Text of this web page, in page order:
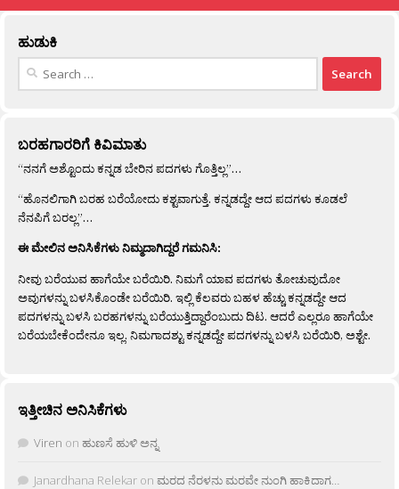
ಹುಡುಕಿ
Search
ಬರಹಗಾರರಿಗೆ ಕಿವಿಮಾತು
“ನನಗೆ ಅಶ್ಟೊಂದು ಕನ್ನಡ ಬೇರಿನ ಪದಗಳು ಗೊತ್ತಿಲ್ಲ”…
“ಹೊನಲಿಗಾಗಿ ಬರಹ ಬರೆಯೋದು ಕಶ್ಟವಾಗುತ್ತೆ. ಕನ್ನಡದ್ದೇ ಆದ ಪದಗಳು ಕೂಡಲೆ
ನೆನಪಿಗೆ ಬರಲ್ಲ”…
ಈ ಮೇಲಿನ ಅನಿಸಿಕೆಗಳು ನಿಮ್ಮದಾಗಿದ್ದರೆ ಗಮನಿಸಿ:
ನೀವು ಬರೆಯುವ ಹಾಗೆಯೇ ಬರೆಯಿರಿ. ನಿಮಗೆ ಯಾವ ಪದಗಳು ತೋಚುವುದೋ
ಅವುಗಳನ್ನು ಬಳಸಿಕೊಂಡೇ ಬರೆಯಿರಿ. ಇಲ್ಲಿ ಕೆಲವರು ಬಹಳ ಹೆಚ್ಚು ಕನ್ನಡದ್ದೇ ಆದ
ಪದಗಳನ್ನು ಬಳಸಿ ಬರಹಗಳನ್ನು ಬರೆಯುತ್ತಿದ್ದಾರೆಂಬುದು ದಿಟ. ಆದರೆ ಎಲ್ಲರೂ ಹಾಗೆಯೇ
ಬರೆಯಬೇಕೆಂದೇನೂ ಇಲ್ಲ. ನಿಮಗಾದಶ್ಟು ಕನ್ನಡದ್ದೇ ಪದಗಳನ್ನು ಬಳಸಿ ಬರೆಯಿರಿ, ಅಶ್ಟೇ.
ಇತ್ತೀಚಿನ ಅನಿಸಿಕೆಗಳು
Viren on ಹುಣಸೆ ಹುಳಿ ಅನ್ನ
Janardhana Relekar on ಮರದ ನೆರಳನು ಮರವೇ ನುಂಗಿ ಹಾಕಿದಾಗ…